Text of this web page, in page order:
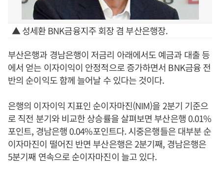
▲ 성세환 BNK금융지주 회장 겸 부산은행장.
부산은행과 경남은행이 저금리 아래에서도 예금과 대출 등
에서 얻는 이자이익이 안정적으로 증가하면서 BNK금융 전
반의 순이익도 함께 늘어날 수 있다는 것이다.
은행의 이자이익 지표인 순이자마진(NIM)을 2분기 기준으
로 직전 분기와 비교한 상승률을 살펴보면 부산은행 0.01%
포인트, 경남은행 0.04%포인트다. 시중은행들은 대부분 순
이자마진이 떨어진 반면 부산은행은 2분기째, 경남은행은
5분기째 연속으로 순이자마진이 늘고 있다.